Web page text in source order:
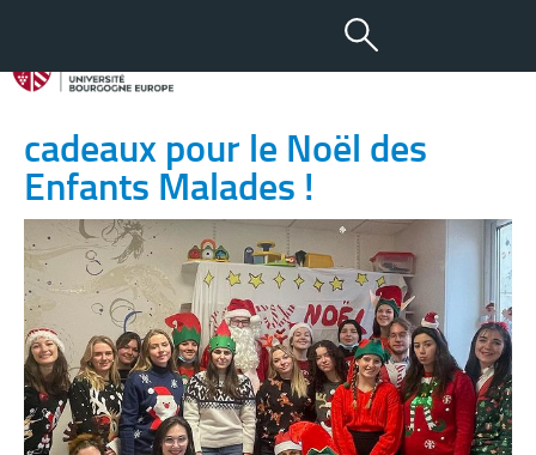
23 JAN 2024
Retour sur événement : des
cadeaux pour le Noël des
Enfants Malades !